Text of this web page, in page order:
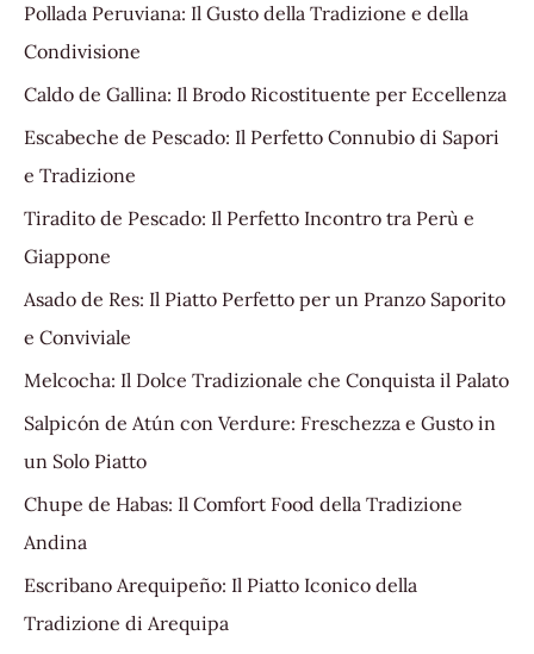
Pollada Peruviana: Il Gusto della Tradizione e della
Condivisione
Caldo de Gallina: Il Brodo Ricostituente per Eccellenza
Escabeche de Pescado: Il Perfetto Connubio di Sapori
e Tradizione
Tiradito de Pescado: Il Perfetto Incontro tra Perù e
Giappone
Asado de Res: Il Piatto Perfetto per un Pranzo Saporito
e Conviviale
Melcocha: Il Dolce Tradizionale che Conquista il Palato
Salpicón de Atún con Verdure: Freschezza e Gusto in
un Solo Piatto
Chupe de Habas: Il Comfort Food della Tradizione
Andina
Escribano Arequipeño: Il Piatto Iconico della
Tradizione di Arequipa